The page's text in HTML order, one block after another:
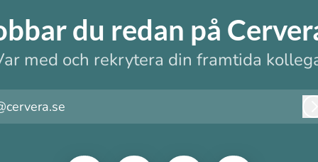
du redan på
med och rekrytera din framtida